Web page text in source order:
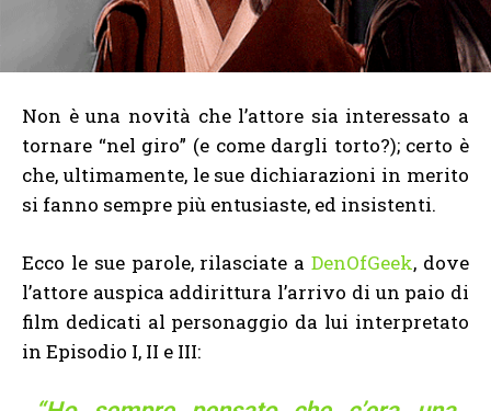
Non è una novità che l’attore sia interessato a
tornare “nel giro” (e come dargli torto?); certo è
che, ultimamente, le sue dichiarazioni in merito
si fanno sempre più entusiaste, ed insistenti.
Ecco le sue parole, rilasciate aDenOfGeek, dove
l’attore auspica addirittura l’arrivo di un paio di
film dedicati al personaggio da lui interpretato
in Episodio I, II e III: